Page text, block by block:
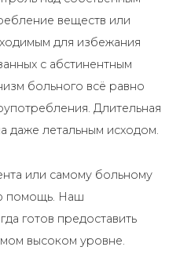
веществ или
для избежания
с абстинентным
больного всё равно
Длительная
даже летальным исходом.
или самому больному
помощь. Наш
готов предоставить
высоком уровне.